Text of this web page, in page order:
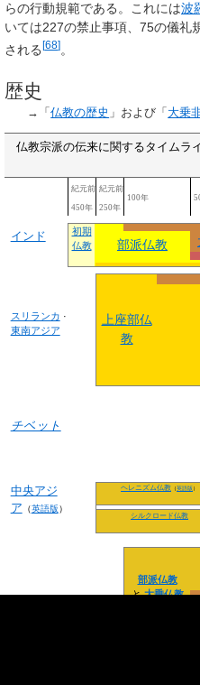
らの行動規範である。これには波
いては227の禁止事項、75の儀礼
される [68] 。
歴史
→「仏教の歴史 」および「 大乗
仏教宗派の伝来に関するタイムラ
紀元前
450年
紀元前
250年
100年
インド
初期
仏教
部派仏教
スリランカ ·
東南アジア
上座部仏
教
チベット
中央アジ
ア （英語版）
ヘレニズム仏教 （英語版）
シルクロード仏教
部派仏教
と大乗仏教